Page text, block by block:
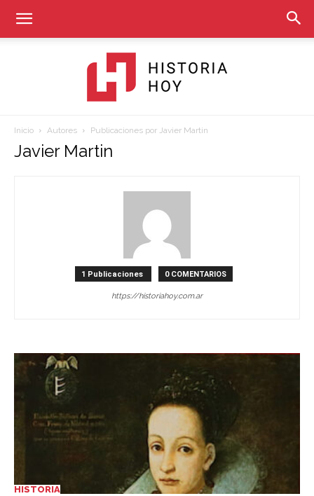
Historia
Inicio Autores Publicaciones por Javier Martin
Javier Martin
1 Publicaciones 0 COMENTARIOS
https://historiahoy.com.ar
HISTORIA